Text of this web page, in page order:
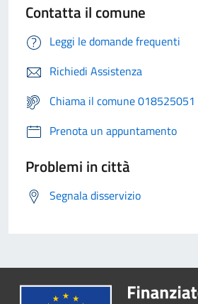
Contatta il comune
Leggi le domande frequenti
Richiedi Assistenza
Chiama il comune 018525051
Prenota un appuntamento
Problemi in città
Segnala disservizio